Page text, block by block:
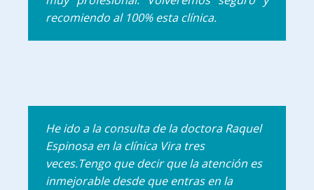
recomiendo al 100% esta clínica.
He ido a la consulta de la doctora Raquel
Espinosa en la clínica Vira tres
veces.Tengo que decir que la atención es
inmejorable desde que entras en la